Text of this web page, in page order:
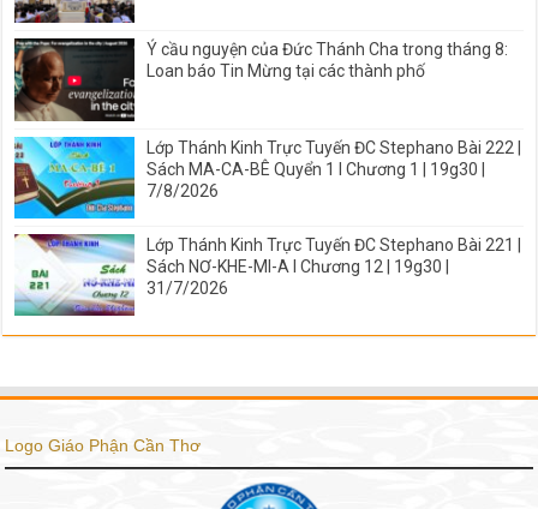
Ý cầu nguyện của Đức Thánh Cha trong tháng 8:
Loan báo Tin Mừng tại các thành phố
Lớp Thánh Kinh Trực Tuyến ĐC Stephano Bài 222 |
Sách MA-CA-BÊ Quyển 1 I Chương 1 | 19g30 |
7/8/2026
Lớp Thánh Kinh Trực Tuyến ĐC Stephano Bài 221 |
Sách NƠ-KHE-MI-A I Chương 12 | 19g30 |
31/7/2026
Logo Giáo Phận Cần Thơ